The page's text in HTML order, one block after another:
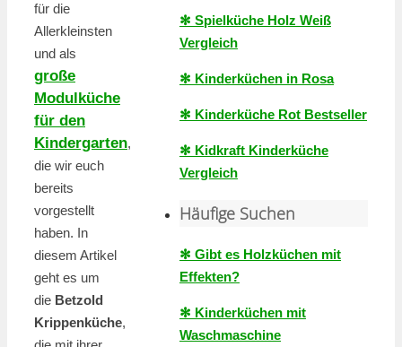
für die
Allerkleinsten
und als
große
Modulküche
für den
Kindergarten,
die wir euch
bereits
vorgestellt
haben. In
diesem Artikel
geht es um
die Betzold
Krippenküche,
✻ Spielküche Holz Weiß
Vergleich
✻ Kinderküchen in Rosa
✻ Kinderküche Rot Bestseller
✻ Kidkraft Kinderküche
Vergleich
Häufige Suchen
✻ Gibt es Holzküchen mit
Effekten?
✻ Kinderküchen mit
Waschmaschine